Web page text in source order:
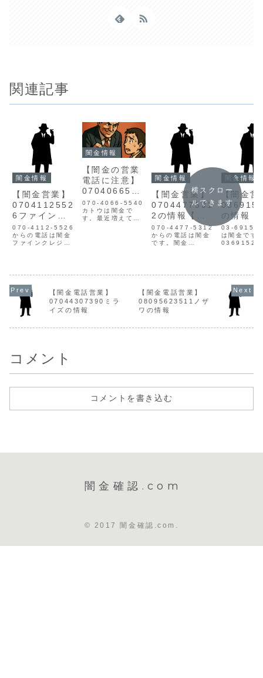
関連記事
闇金情報
【闇金営業】
0704112552
6ファインク
レジット永尾
の情報【迷惑
電話】
070-4112-5526
からの電話は闇金
ファインクレジッ
インクレジットの
個人情報をもと
に、融資の営業を
かけてきます。1
週間で元本の倍を
利息として要求し
てくるヤミ金で
闇金情報
【闇金の営業
電話に注意】
0704066554
0加藤の迷惑
行為と被害対
策まとめ【詐
070-4066-5540
カトウは闇金で
す。最近増えてい
相談をする闇金業
者の特徴と営業手
口 ...
闇金情報
【闇金営業】
0704477531
2の情報【迷
惑電話】
070-4477-5312
からの電話は闇金
です。闇金
融資の営業をかけ
登録もなく、信用
情報がありませ
ん。取り立て時は
攻撃的な言葉遣い
を始めます。非常
闇金情報
【闇金営
の情報【
電話】
03-6915-
は闇金です
業を行いま
信用情報が
せん。取り
は攻撃的な
いになり、
せを始めま
常に悪質な
横スクロー
ルできます
【闇金電話営業】
07044307390ミラ
イズの情報
【闇金電話営業】
08095623511ノザ
ワの情報
コメント
コメントを書き込む
闇金確認.com
© 2017 闇金確認.com.